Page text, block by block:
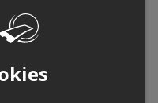
, QC, Canada